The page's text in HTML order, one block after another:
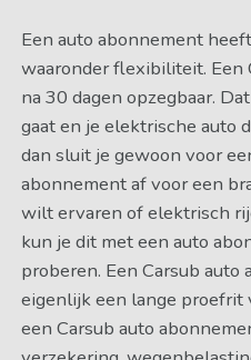
Een auto abonnement
waaronder flexibiliteit. Een
na 30 dagen opzegbaar.
gaat en je elektrische auto
dan sluit je gewoon voor
abonnement af voor een
wilt ervaren of elektrisch
kun je dit met een auto
proberen. Een Carsub auto
eigenlijk een lange proefrit
een Carsub auto